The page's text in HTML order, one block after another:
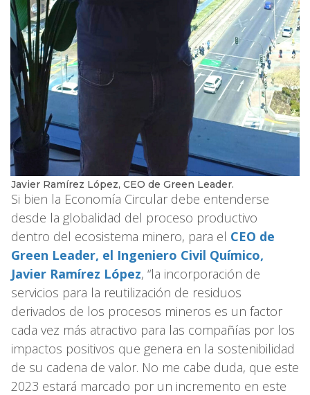
Javier Ramírez López, CEO de Green Leader.
Si bien la Economía Circular debe entenderse
desde la globalidad del proceso productivo
dentro del ecosistema minero, para el CEO de
Green Leader, el Ingeniero Civil Químico,
Javier Ramírez López, “la incorporación de
servicios para la reutilización de residuos
derivados de los procesos mineros es un factor
cada vez más atractivo para las compañías por los
impactos positivos que genera en la sostenibilidad
de su cadena de valor. No me cabe duda, que este
2023 estará marcado por un incremento en este